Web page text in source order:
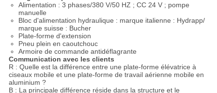
Alimentation : 3 phases/380 V/50 HZ ; CC 24 V ; pompe
manuelle
Bloc d'alimentation hydraulique : marque italienne : Hydrapp/
marque suisse : Bucher
Plate-forme d'extension
Pneu plein en caoutchouc
Armoire de commande antidéflagrante
Communication avec les clients
R : Quelle est la différence entre une plate-forme élévatrice à
ciseaux mobile et une plate-forme de travail aérienne mobile en
aluminium ?
B : La principale différence réside dans la structure et le